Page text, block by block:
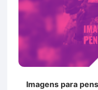
Imagens para